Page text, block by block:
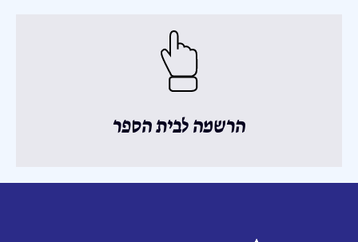
הרשמה לבית הספר